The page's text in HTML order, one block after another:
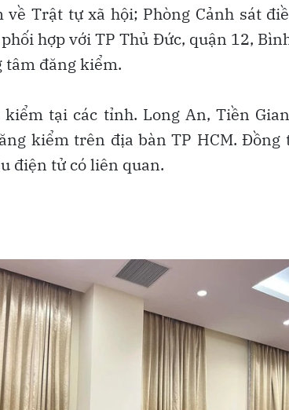
về Trật tự xã hội; Phòng Cảnh sát
hợp với TP Thủ Đức, quận 12,
đăng kiểm.
tại các tỉnh. Long An, Tiền
kiểm trên địa bàn TP HCM. Đồng
điện tử có liên quan.